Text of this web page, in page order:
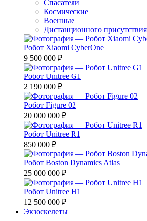
Спасатели
Космические
Военные
Дистанционного присутствия
Робот Xiaomi CyberOne
9 500 000 ₽
Робот Unitree G1
2 190 000 ₽
Робот Figure 02
20 000 000 ₽
Робот Unitree R1
850 000 ₽
Робот Boston Dynamics Atlas
25 000 000 ₽
Робот Unitree H1
12 500 000 ₽
Экзоскелеты